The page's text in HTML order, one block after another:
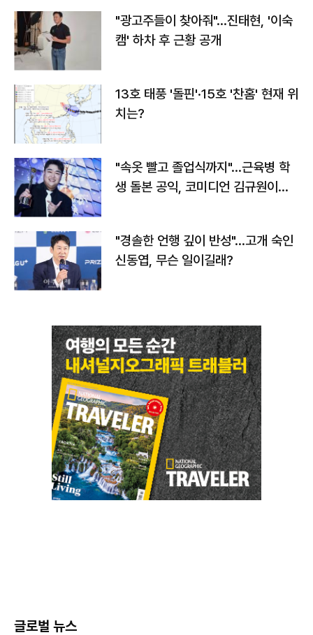
"광고주들이 찾아줘"…진태현, '이숙
캠' 하차 후 근황 공개
13호 태풍 '돌핀'·15호 '찬홈' 현재 위
치는?
"속옷 빨고 졸업식까지"…근육병 학
생 돌본 공익, 코미디언 김규원이었
"경솔한 언행 깊이 반성"…고개 숙인
신동엽, 무슨 일이길래?
글로벌 뉴스